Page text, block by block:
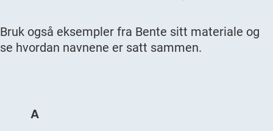
Bruk også eksempler fra Bente sitt materiale og
se hvordan navnene er satt sammen.
A